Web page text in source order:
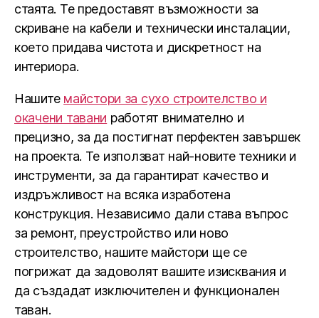
стаята. Те предоставят възможности за
скриване на кабели и технически инсталации,
което придава чистота и дискретност на
интериора.
Нашите майстори за сухо строителство и
окачени тавани работят внимателно и
прецизно, за да постигнат перфектен завършек
на проекта. Те използват най-новите техники и
инструменти, за да гарантират качество и
издръжливост на всяка изработена
конструкция. Независимо дали става въпрос
за ремонт, преустройство или ново
строителство, нашите майстори ще се
погрижат да задоволят вашите изисквания и
да създадат изключителен и функционален
таван.